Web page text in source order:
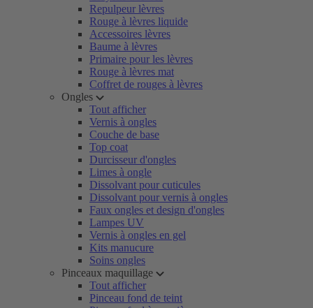
Repulpeur lèvres
Rouge à lèvres liquide
Accessoires lèvres
Baume à lèvres
Primaire pour les lèvres
Rouge à lèvres mat
Coffret de rouges à lèvres
Ongles
Tout afficher
Vernis à ongles
Couche de base
Top coat
Durcisseur d'ongles
Limes à ongle
Dissolvant pour cuticules
Dissolvant pour vernis à ongles
Faux ongles et design d'ongles
Lampes UV
Vernis à ongles en gel
Kits manucure
Soins ongles
Pinceaux maquillage
Tout afficher
Pinceau fond de teint